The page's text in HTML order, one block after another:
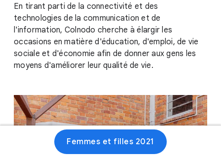
En tirant parti de la connectivité et des
technologies de la communication et de
l'information, Colnodo cherche à élargir les
occasions en matière d'éducation, d'emploi, de vie
sociale et d'économie afin de donner aux gens les
moyens d'améliorer leur qualité de vie.
Femmes et filles 2021